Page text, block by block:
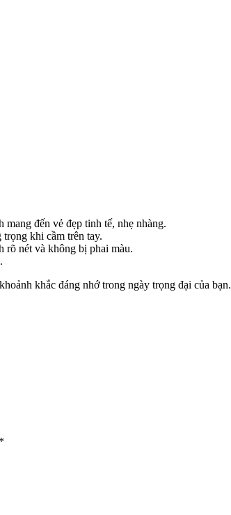
đến vẻ đẹp tinh tế, nhẹ nhàng.
trọng khi cầm trên tay.
rõ nét và không bị phai màu.
khắc đáng nhớ trong ngày trọng đại của bạn.
*